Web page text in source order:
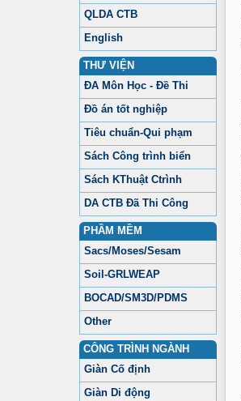
QLDA CTB
English
THƯ VIỆN
ĐA Môn Học - Đề Thi
Đồ án tốt nghiệp
Tiêu chuẩn-Qui phạm
Sách Công trình biển
Sách KThuật Ctrình
DA CTB Đã Thi Công
PHẦM MỀM
Sacs/Moses/Sesam
Soil-GRLWEAP
BOCAD/SM3D/PDMS
Other
CÔNG TRÌNH NGÀNH
Giàn Cố định
Giàn Di động